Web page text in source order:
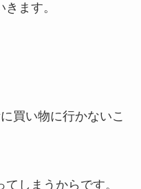
ます。
買い物に行かないこ
しまうからです。